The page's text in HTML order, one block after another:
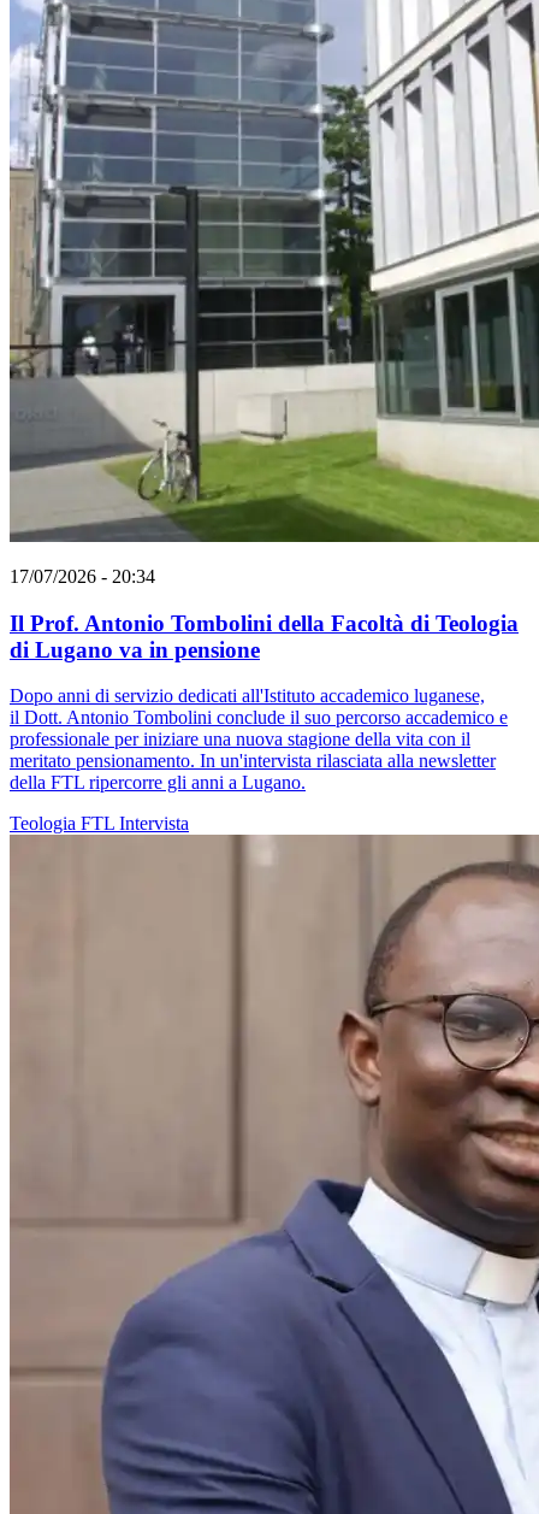
17/07/2026 - 20:34
Il Prof. Antonio Tombolini della Facoltà di Teologia
di Lugano va in pensione
Dopo anni di servizio dedicati all'Istituto accademico luganese,
il Dott. Antonio Tombolini conclude il suo percorso accademico e
professionale per iniziare una nuova stagione della vita con il
meritato pensionamento. In un'intervista rilasciata alla newsletter
della FTL ripercorre gli anni a Lugano.
Teologia FTL Intervista